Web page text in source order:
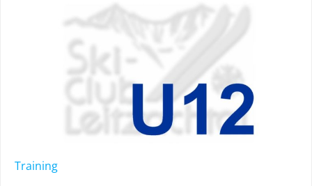
Training